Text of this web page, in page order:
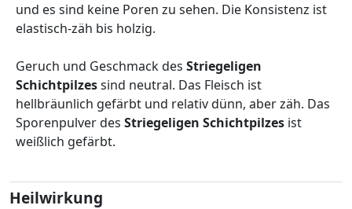
und es sind keine Poren zu sehen. Die Konsistenz ist
elastisch-zäh bis holzig.
Geruch und Geschmack des Striegeligen
Schichtpilzessind neutral. Das Fleisch ist
hellbräunlich gefärbt und relativ dünn, aber zäh. Das
Sporenpulver des Striegeligen Schichtpilzes ist
weißlich gefärbt.
Heilwirkung